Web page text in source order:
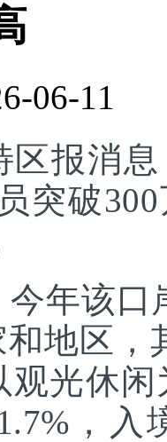
06-11
区报消
突破
年该口
地区，
观光休
，